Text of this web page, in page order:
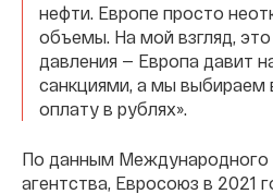
нефти. Европе просто
объемы. На мой взгляд,
давления — Европа давит
санкциями, а мы выбираем
оплату в рублях».
По данным Международного
агентства, Евросоюз в 2021